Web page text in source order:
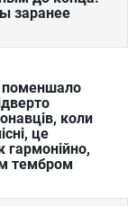
заранее
поменшало
коли
це
гармонійно,
тембром